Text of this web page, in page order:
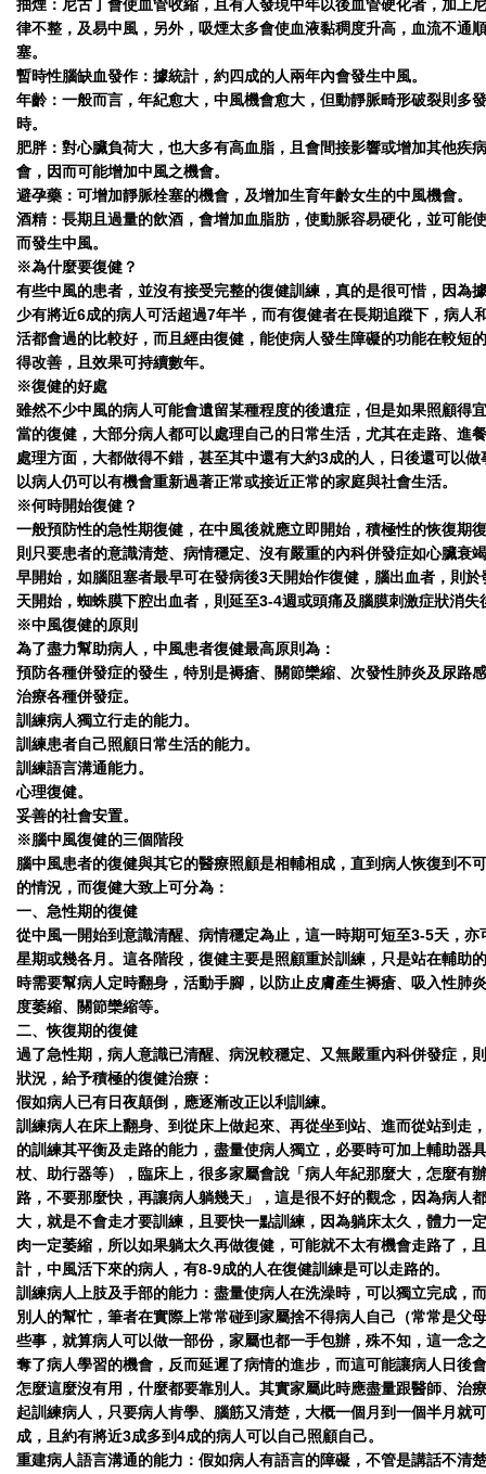
抽煙：尼古丁會使血管收縮，且有人發現中年以後血管硬化者，加上
律不整，及易中風，另外，吸煙太多會使血液黏稠度升高，血流不通
塞。
暫時性腦缺血發作：據統計，約四成的人兩年內會發生中風。
年齡：一般而言，年紀愈大，中風機會愈大，但動靜脈畸形破裂則多
時。
肥胖：對心臟負荷大，也大多有高血脂，且會間接影響或增加其他疾
會，因而可能增加中風之機會。
避孕藥：可增加靜脈栓塞的機會，及增加生育年齡女生的中風機會。
酒精：長期且過量的飲酒，會增加血脂肪，使動脈容易硬化，並可能
而發生中風。
※為什麼要復健？
有些中風的患者，並沒有接受完整的復健訓練，真的是很可惜，因為
少有將近6成的病人可活超過7年半，而有復健者在長期追蹤下，病人
活都會過的比較好，而且經由復健，能使病人發生障礙的功能在較短
得改善，且效果可持續數年。
※復健的好處
雖然不少中風的病人可能會遺留某種程度的後遺症，但是如果照顧得
當的復健，大部分病人都可以處理自己的日常生活，尤其在走路、進
處理方面，大都做得不錯，甚至其中還有大約3成的人，日後還可以做
以病人仍可以有機會重新過著正常或接近正常的家庭與社會生活。
※何時開始復健？
一般預防性的急性期復健，在中風後就應立即開始，積極性的恢復期
則只要患者的意識清楚、病情穩定、沒有嚴重的內科併發症如心臟衰
早開始，如腦阻塞者最早可在發病後3天開始作復健，腦出血者，則於
天開始，蜘蛛膜下腔出血者，則延至3-4週或頭痛及腦膜刺激症狀消失
※中風復健的原則
為了盡力幫助病人，中風患者復健最高原則為：
預防各種併發症的發生，特別是褥瘡、關節欒縮、次發性肺炎及尿路
治療各種併發症。
訓練病人獨立行走的能力。
訓練患者自己照顧日常生活的能力。
訓練語言溝通能力。
心理復健。
妥善的社會安置。
※腦中風復健的三個階段
腦中風患者的復健與其它的醫療照顧是相輔相成，直到病人恢復到不
的情況，而復健大致上可分為：
一、急性期的復健
從中風一開始到意識清醒、病情穩定為止，這一時期可短至3-5天，亦
星期或幾各月。這各階段，復健主要是照顧重於訓練，只是站在輔助
時需要幫病人定時翻身，活動手腳，以防止皮膚產生褥瘡、吸入性肺
度萎縮、關節欒縮等。
二、恢復期的復健
過了急性期，病人意識已清醒、病況較穩定、又無嚴重內科併發症，
狀況，給予積極的復健治療：
假如病人已有日夜顛倒，應逐漸改正以利訓練。
訓練病人在床上翻身、到從床上做起來、再從坐到站、進而從站到走
的訓練其平衡及走路的能力，盡量使病人獨立，必要時可加上輔助器
杖、助行器等），臨床上，很多家屬會說「病人年紀那麼大，怎麼有
路，不要那麼快，再讓病人躺幾天」，這是很不好的觀念，因為病人
大，就是不會走才要訓練，且要快一點訓練，因為躺床太久，體力一
肉一定萎縮，所以如果躺太久再做復健，可能就不太有機會走路了，
計，中風活下來的病人，有8-9成的人在復健訓練是可以走路的。
訓練病人上肢及手部的能力：盡量使病人在洗澡時，可以獨立完成，
別人的幫忙，筆者在實際上常常碰到家屬捨不得病人自己（常常是父
些事，就算病人可以做一部份，家屬也都一手包辦，殊不知，這一念
奪了病人學習的機會，反而延遲了病情的進步，而這可能讓病人日後
怎麼這麼沒有用，什麼都要靠別人。其實家屬此時應盡量跟醫師、治
起訓練病人，只要病人肯學、腦筋又清楚，大概一個月到一個半月就
成，且約有將近3成多到4成的病人可以自己照顧自己。
重建病人語言溝通的能力：假如病人有語言的障礙，不管是講話不清